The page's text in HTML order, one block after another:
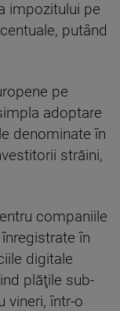
impozitului pe
putând
pe
adoptare
denominate în
străini,
companiile
în
digitale
plăţile sub-
vineri, într-o